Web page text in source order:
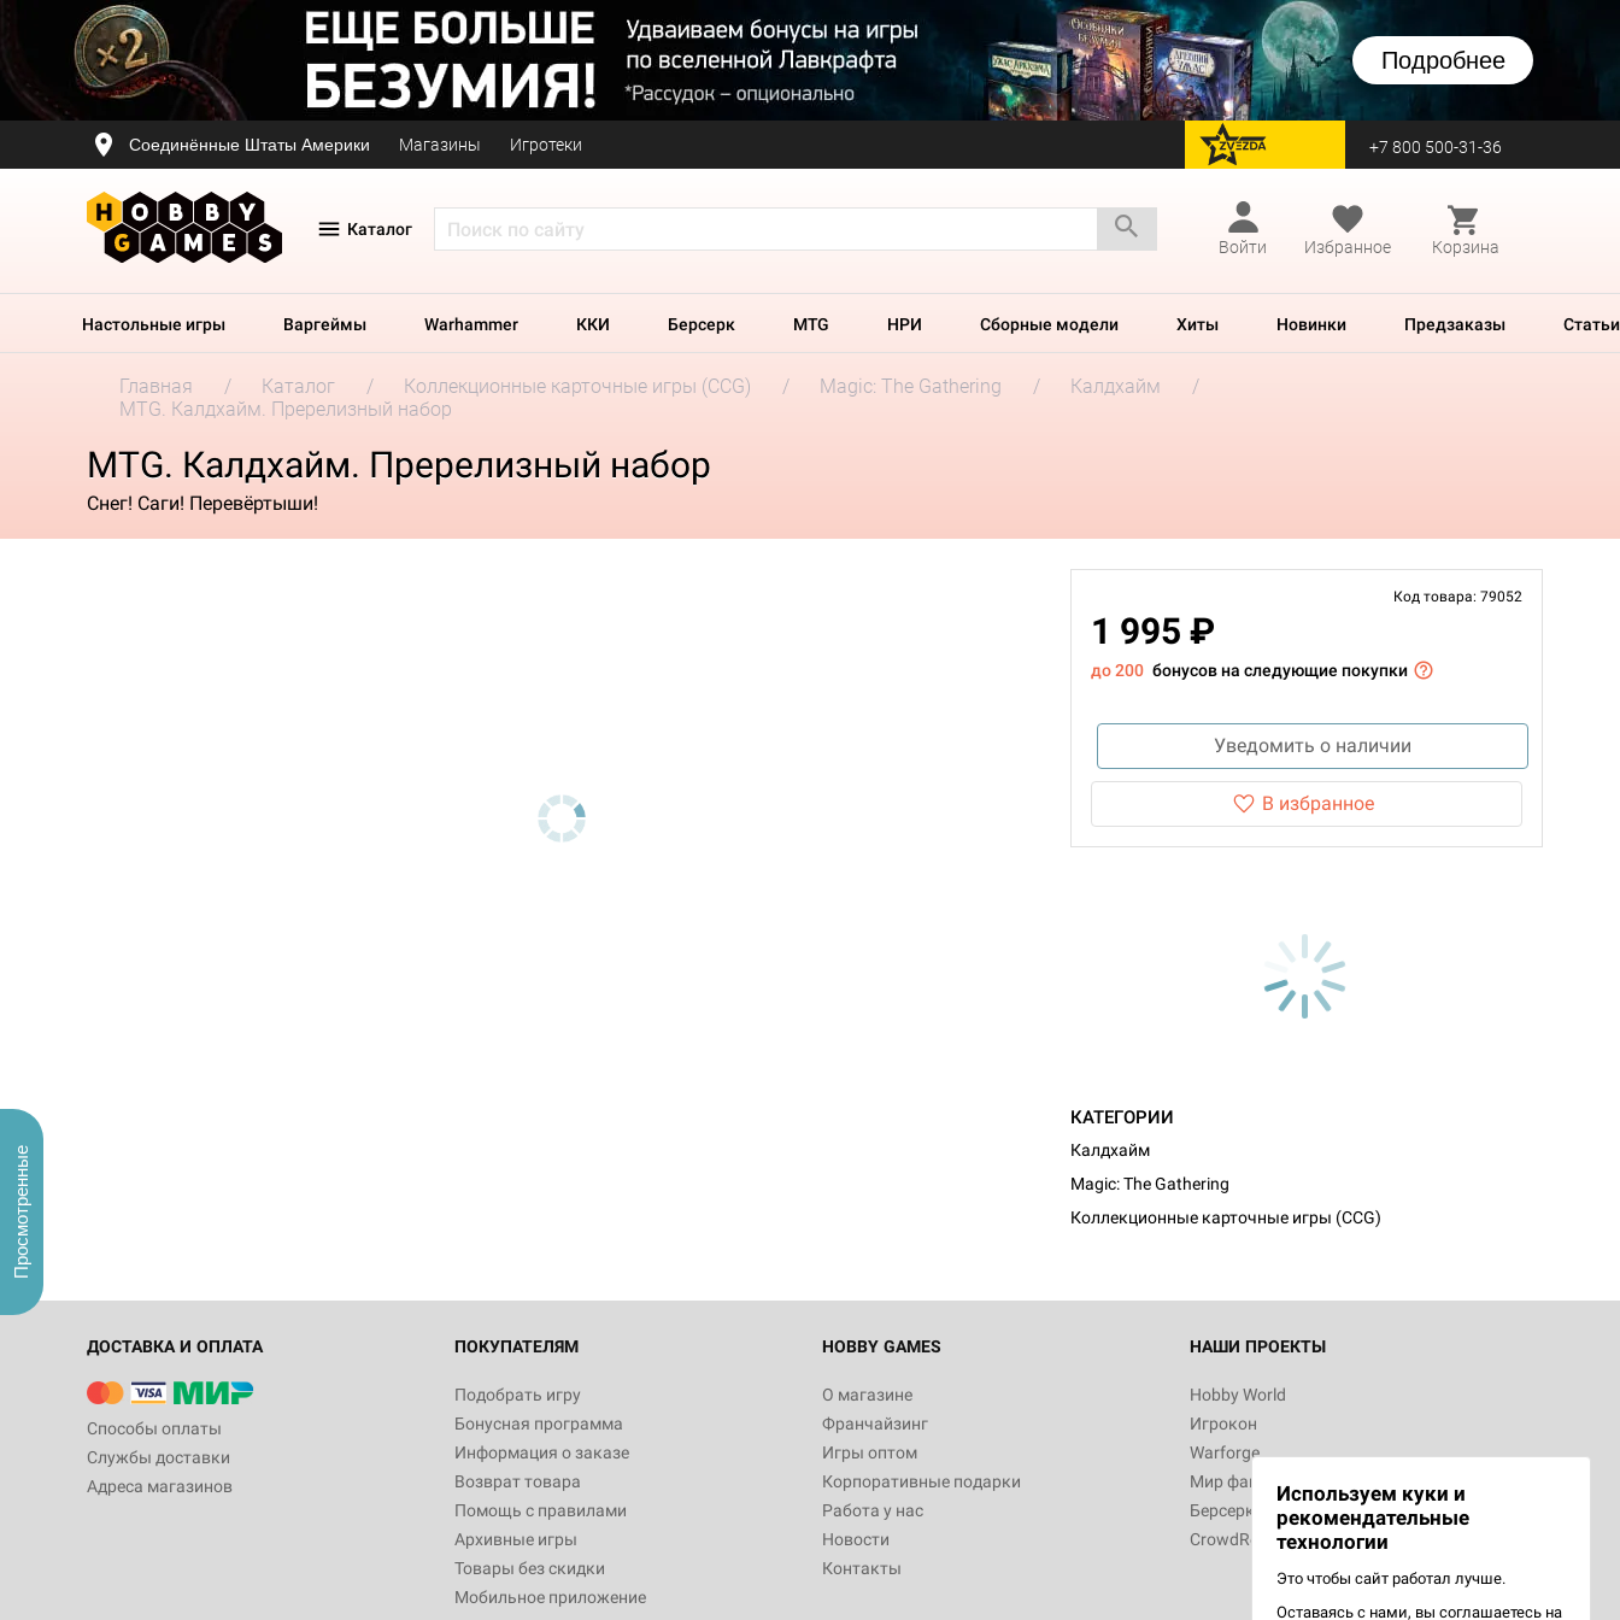
Подробнее
Соединённые Штаты Америки Магазины Игротеки перейти на Zvezda +7 800 500-31-36
Каталог
Войти
Избранное Корзина
Настольные игры Варгеймы Warhammer ККИ Берсерк MTG НРИ Сборные модели Хиты Новинки Предзаказы Статьи
Главная Каталог Коллекционные карточные игры (CCG) Magic: The Gathering
Калдхайм
MTG. Калдхайм. Пререлизный набор
MTG. Калдхайм. Пререлизный набор
Снег! Саги! Перевёртыши!
Код товара: 79052
1 995 ₽
до 200 бонусов на следующие покупки
Уведомить о наличии
В избранное
КАТЕГОРИИ
Калдхайм
Magic: The Gathering
Коллекционные карточные игры (CCG)
ДОСТАВКА И ОПЛАТА
Способы оплаты
Службы доставки
Адреса магазинов
ПОКУПАТЕЛЯМ
Подобрать игру
Бонусная программа
Информация о заказе
Возврат товара
Помощь с правилами
Архивные игры
Товары без скидки
Мобильное приложение
HOBBY GAMES
О магазине
Франчайзинг
Игры оптом
Корпоративные подарки
Работа у нас
Новости
Контакты
НАШИ ПРОЕКТЫ
Hobby World
Игрокон
Warforge
Мир фантастики
Берсерк
CrowdRepublic
Используем куки и
рекомендательные
технологии
Это чтобы сайт работал лучше.
Оставаясь с нами, вы соглашаетесь на
Просмотренные
Настольная игра Hobby World Монстры
Белая смерть
12 990
Настольная игра Hobby World Ужас
3 490